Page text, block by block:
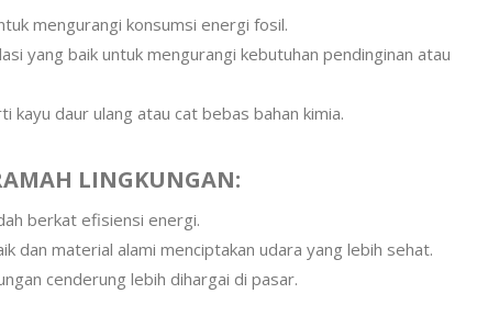
mengurangi konsumsi energi fosil.
yang baik untuk mengurangi kebutuhan pendinginan atau
kayu daur ulang atau cat bebas bahan kimia.
LINGKUNGAN:
berkat efisiensi energi.
dan material alami menciptakan udara yang lebih sehat.
cenderung lebih dihargai di pasar.